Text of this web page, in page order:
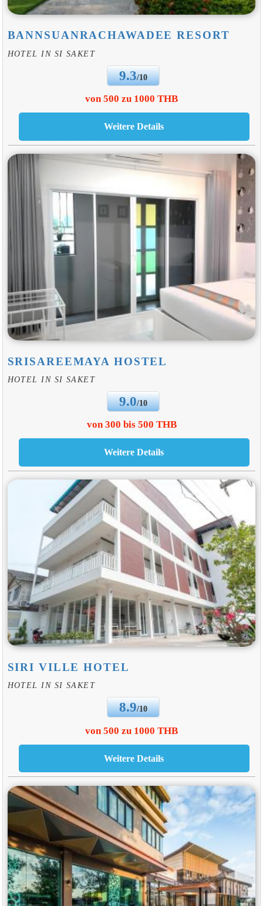
BANNSUANRACHAWADEE RESORT
HOTEL IN SI SAKET
9.3/10
von 500 zu 1000 THB
SRISAREEMAYA HOSTEL
HOTEL IN SI SAKET
9.0/10
von 300 bis 500 THB
SIRI VILLE HOTEL
HOTEL IN SI SAKET
8.9/10
von 500 zu 1000 THB